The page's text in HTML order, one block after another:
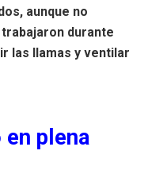
aunque no
durante
las llamas y ventilar
en plena